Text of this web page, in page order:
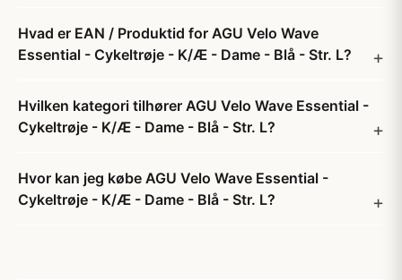
Hvad er EAN / Produktid for AGU Velo Wave
Essential - Cykeltrøje - K/Æ - Dame - Blå - Str. L?
Hvilken kategori tilhører AGU Velo Wave Essential -
Cykeltrøje - K/Æ - Dame - Blå - Str. L?
Hvor kan jeg købe AGU Velo Wave Essential -
Cykeltrøje - K/Æ - Dame - Blå - Str. L?